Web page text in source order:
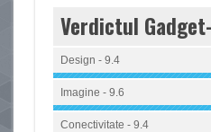
Verdictul
Design - 9.4
Imagine - 9.6
Conectivitate - 9.4